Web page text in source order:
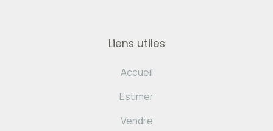
Liens utiles
Accueil
Estimer
Vendre